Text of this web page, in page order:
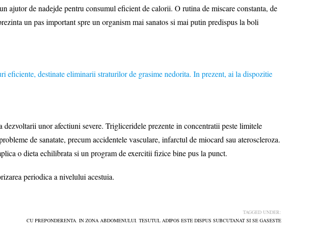
ajutor de nadejde pentru consumul eficient de calorii. O rutina de miscare constanta, de
un pas important spre un organism mai sanatos si mai putin predispus la boli
destinate eliminarii straturilor de grasime nedorita. In prezent, ai la dispozitie
unor afectiuni severe. Trigliceridele prezente in concentratii peste limitele
de sanatate, precum accidentele vasculare, infarctul de miocard sau ateroscleroza.
o dieta echilibrata si un program de exercitii fizice bine pus la punct.
periodica a nivelului acestuia.
TAGGED UNDER:
CU PREPONDERENTA, IN ZONA ABDOMENULUI, TESUTUL ADIPOS ESTE DISPUS SUBCUTANAT SI SE GASESTE